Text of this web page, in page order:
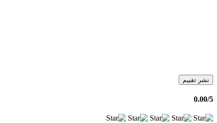
نشر تقييم
0.00/5